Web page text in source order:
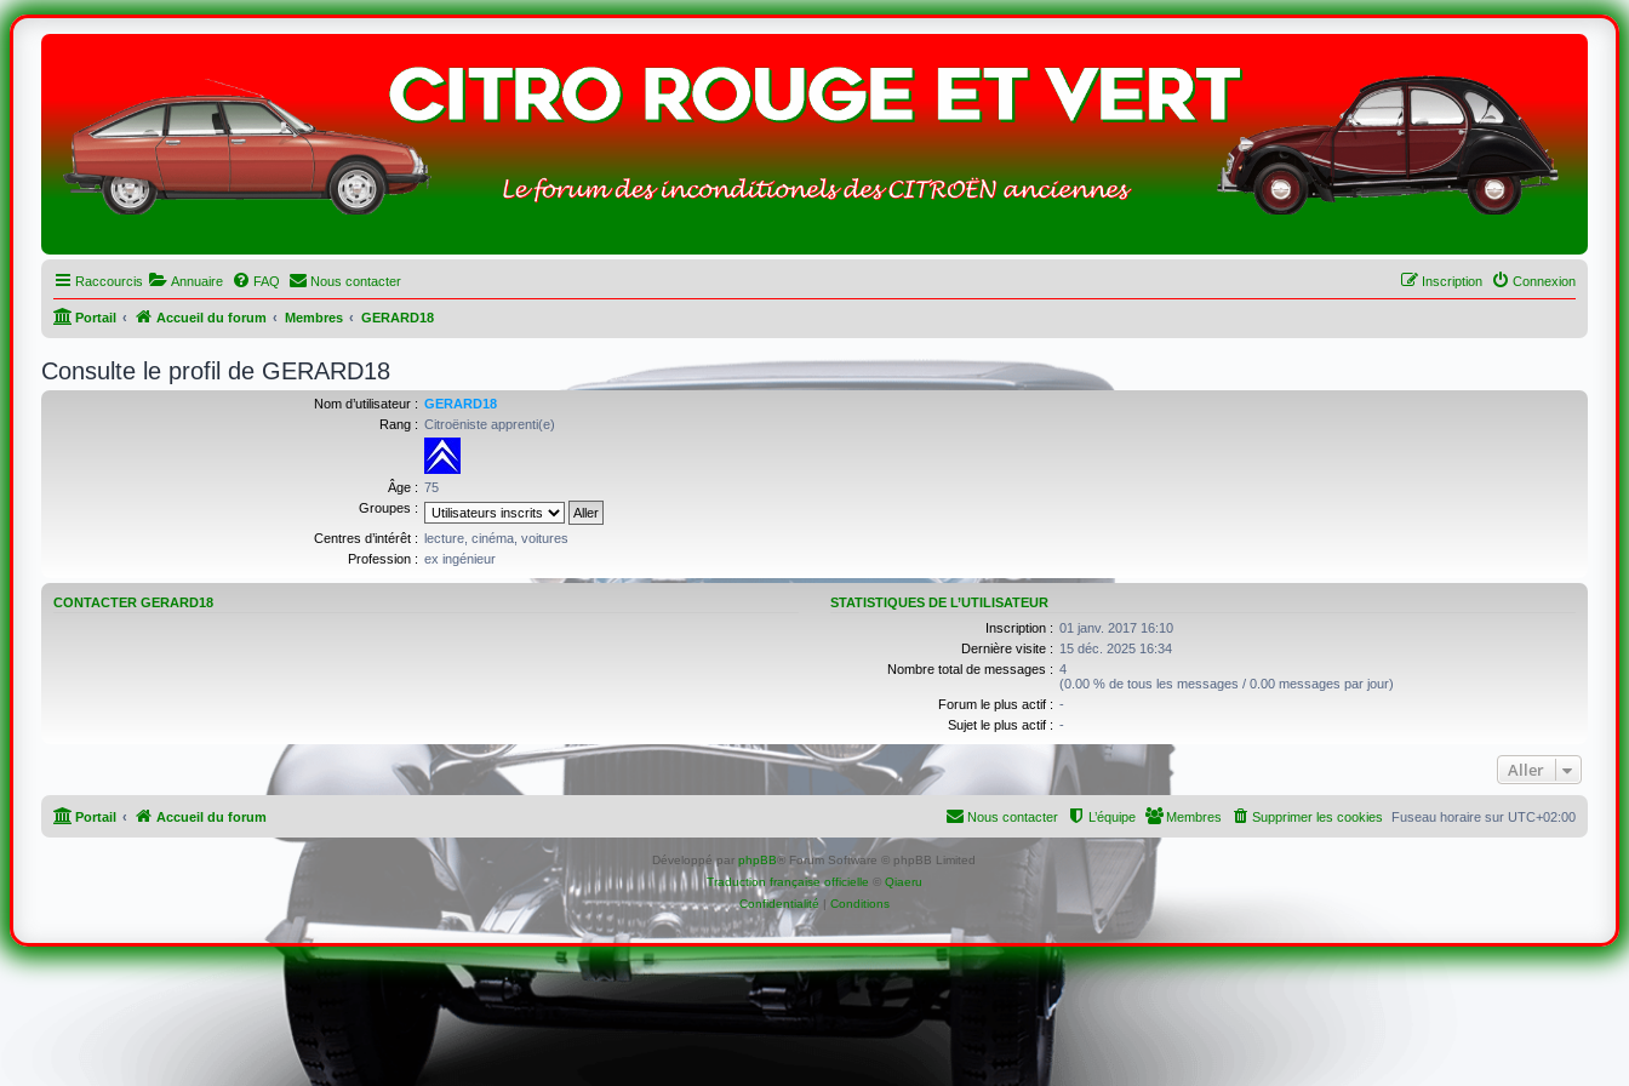
Raccourcis Annuaire FAQ Nous contacter Connexion
Inscription
Portail Accueil du forum Membres GERARD18
Consulte le profil de GERARD18
Nom d’utilisateur : GERARD18
Rang : Citroëniste apprenti(e)
Âge : 75
Groupes :
Centres d’intérêt : lecture, cinéma, voitures
Profession : ex ingénieur
CONTACTER GERARD18
STATISTIQUES DE L’UTILISATEUR
Inscription : 01 janv. 2017 16:10
Dernière visite : 15 déc. 2025 16:34
Nombre total de messages : 4
(0.00 % de tous les messages / 0.00 messages par jour)
Forum le plus actif : -
Sujet le plus actif : -
Aller
Portail Accueil du forum Fuseau horaire sur UTC+02:00
Supprimer les cookies
Membres
L’équipe
Nous contacter
Développé parphpBB ® Forum Software © phpBB Limited
Traduction française officielle © Qiaeru
Confidentialité | Conditions